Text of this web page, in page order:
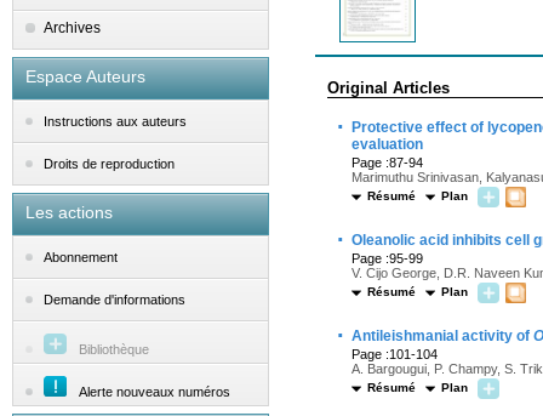
Archives
Espace Auteurs
Instructions aux auteurs
Droits de reproduction
Les actions
Abonnement
Demande d'informations
Bibliothèque
Alerte nouveaux numéros
Original Articles
·
Protective effect of
evaluation
Page :87-94
Marimuthu Srinivasan,
Résumé Plan
· Oleanolic acid inhibits cell
Page :95-99
V. Cijo George, D.R. Naveen
Résumé Plan
· Antileishmanial activity of
Page :101-104
A. Bargougui, P. Champy, S.
Résumé Plan